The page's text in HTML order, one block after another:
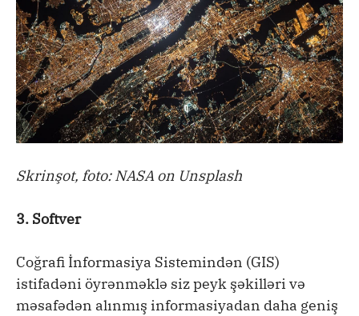
Skrinşot, foto: NASA on Unsplash
3. Softver
Coğrafi İnformasiya Sistemindən (GIS)
istifadəni öyrənməklə siz peyk şəkilləri və
məsafədən alınmış informasiyadan daha geniş